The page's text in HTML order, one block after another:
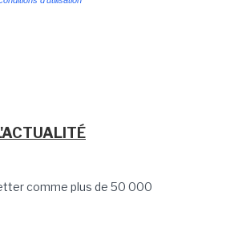
comme plus de 50 000